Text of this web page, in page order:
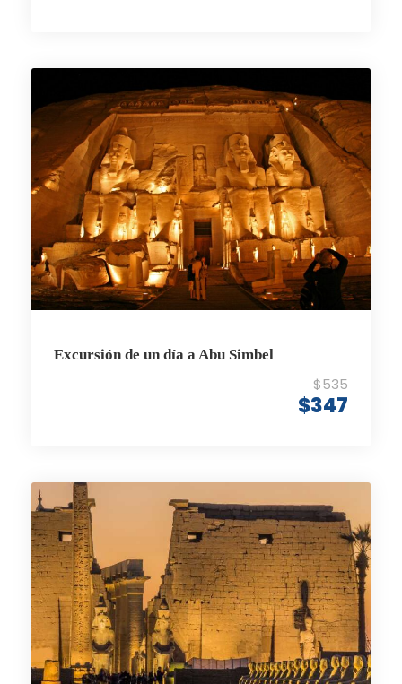
Excursión de un día a Abu Simbel
$535
$347